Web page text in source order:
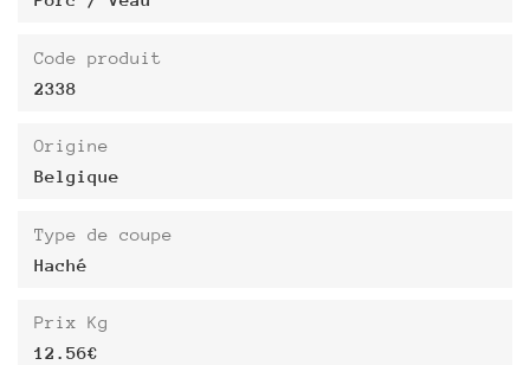
Code produit
2338
Origine
Belgique
Type de coupe
Haché
Prix Kg
12.56€